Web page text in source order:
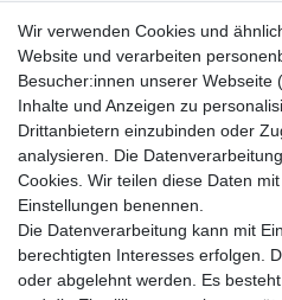
weitere Shops
traumlampen- Lampen und
kinderwagencenter- Exklusive
gastrogeraete24- alles für
soziale Medien
Facebook
sicher einkaufen
Wir verwenden Cookies und
Website und verarbeiten
Besucher:innen unserer Webseite
Inhalte und Anzeigen zu
Drittanbietern einzubinden oder
analysieren. Die
Cookies. Wir teilen diese Daten
Einstellungen benennen.
Die Datenverarbeitung kann mit
berechtigten Interesses erfolgen.
oder abgelehnt werden. Es